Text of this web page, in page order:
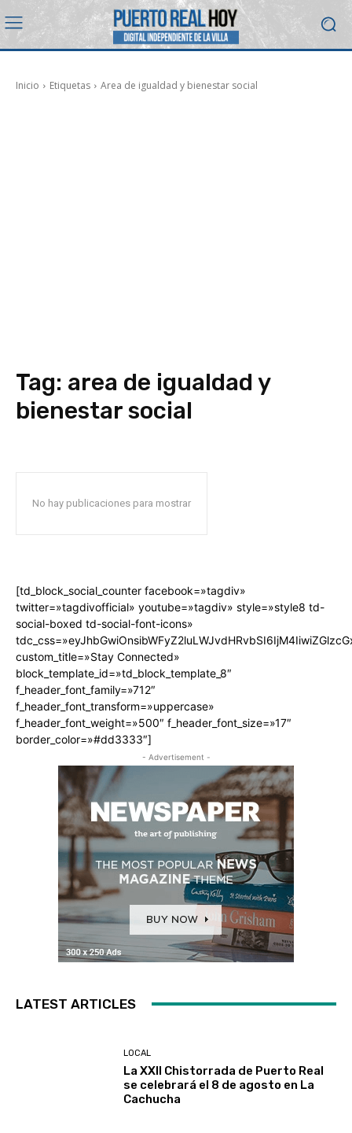
Inicio Etiquetas Area de igualdad y bienestar social
Tag: area de igualdad y
bienestar social
No hay publicaciones para mostrar
[td_block_social_counter facebook=»tagdiv»
twitter=»tagdivofficial» youtube=»tagdiv» style=»style8 td-
social-boxed td-social-font-icons»
custom_title=»Stay Connected»
block_template_id=»td_block_template_8″
f_header_font_family=»712″
f_header_font_transform=»uppercase»
f_header_font_weight=»500″ f_header_font_size=»17″
border_color=»#dd3333″]
- Advertisement -
LATEST ARTICLES
LOCAL
La XXII Chistorrada de Puerto Real
se celebrará el 8 de agosto en La
Cachucha